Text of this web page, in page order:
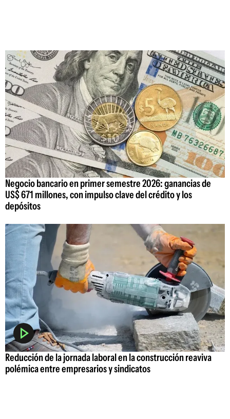
Negocio bancario en primer semestre 2026: ganancias de
US$ 671 millones, con impulso clave del crédito y los
depósitos
Reducción de la jornada laboral en la construcción reaviva
polémica entre empresarios y sindicatos